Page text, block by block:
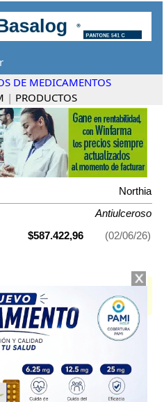
DE MEDICAMENTOS
| PRODUCTOS
Northia
Antiulceroso
$587.422,96 (02/06/26)
1 presentación disponible.